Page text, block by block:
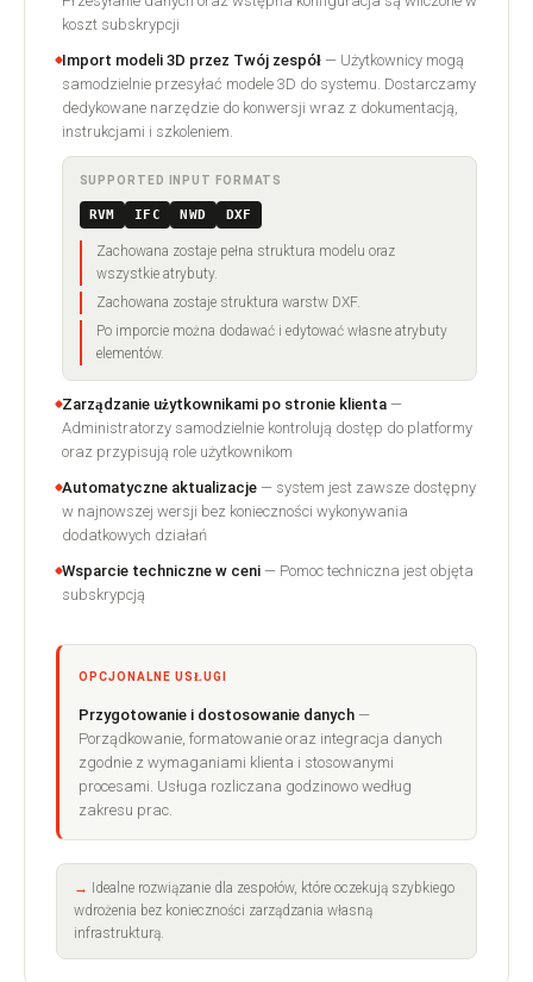
koszt subskrypcji
Import modeli 3D przez Twój zespół — Użytkownicy mogą
samodzielnie przesyłać modele 3D do systemu. Dostarczamy
dedykowane narzędzie do konwersji wraz z dokumentacją,
instrukcjami i szkoleniem.
SUPPORTED INPUT FORMATS
RVM IFC NWD DXF
Zachowana zostaje pełna struktura modelu oraz
wszystkie atrybuty.
Zachowana zostaje struktura warstw DXF.
Po imporcie można dodawać i edytować własne atrybuty
elementów.
Zarządzanie użytkownikami po stronie klienta—
Administratorzy samodzielnie kontrolują dostęp do platformy
oraz przypisują role użytkownikom
Automatyczne aktualizacje— system jest zawsze dostępny
w najnowszej wersji bez konieczności wykonywania
dodatkowych działań
Wsparcie techniczne w ceni— Pomoc techniczna jest objęta
subskrypcją
OPCJONALNE USŁUGI
Przygotowanie i dostosowanie danych—
Porządkowanie, formatowanie oraz integracja danych
zgodnie z wymaganiami klienta i stosowanymi
procesami. Usługa rozliczana godzinowo według
zakresu prac.
Idealne rozwiązanie dla zespołów, które oczekują szybkiego
wdrożenia bez konieczności zarządzania własną
infrastrukturą.